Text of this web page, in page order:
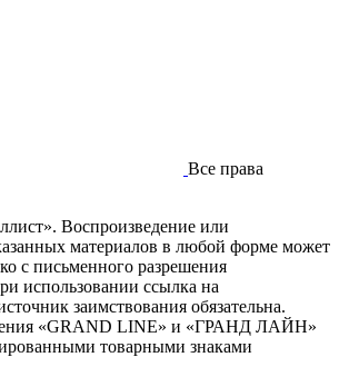
Все права
Воспроизведение или
материалов в любой форме может
с письменного разрешения
использовании ссылка на
заимствования обязательна.
«GRAND LINE» и «ГРАНД ЛАЙН»
товарными знаками